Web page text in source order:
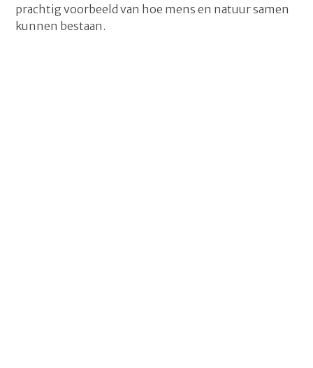
prachtig voorbeeld van hoe mens en natuur samen
kunnen bestaan.